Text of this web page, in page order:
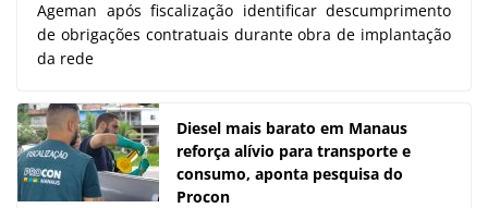
Ageman após fiscalização identificar descumprimento
de obrigações contratuais durante obra de implantação
da rede
Diesel mais barato em Manaus
reforça alívio para transporte e
consumo, aponta pesquisa do
Procon